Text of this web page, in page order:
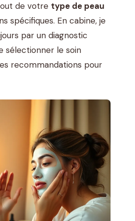
de votre type de peau
spécifiques. En cabine, je
par un diagnostic
sélectionner le soin
recommandations pour